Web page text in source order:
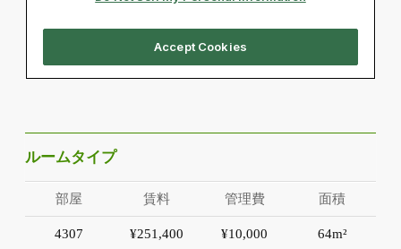
ルームタイプ
部屋 賃料 管理費 面積
4307 ¥251,400 ¥10,000 64m²